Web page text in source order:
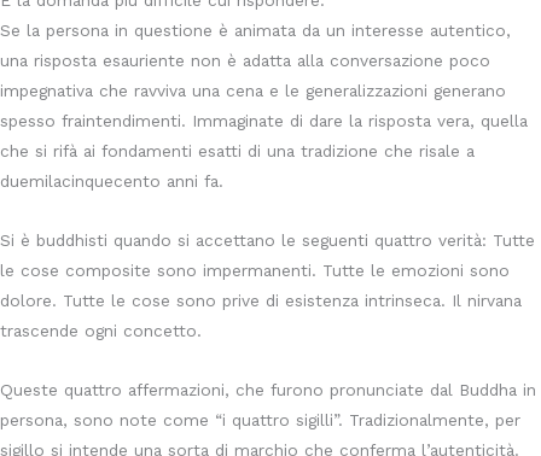
Se la persona in questione è animata da un interesse autentico,
una risposta esauriente non è adatta alla conversazione poco
impegnativa che ravviva una cena e le generalizzazioni generano
spesso fraintendimenti. Immaginate di dare la risposta vera, quella
che si rifà ai fondamenti esatti di una tradizione che risale a
duemilacinquecento anni fa.
Si è buddhisti quando si accettano le seguenti quattro verità: Tutte
le cose composite sono impermanenti. Tutte le emozioni sono
dolore. Tutte le cose sono prive di esistenza intrinseca. Il nirvana
trascende ogni concetto.
Queste quattro affermazioni, che furono pronunciate dal Buddha in
persona, sono note come “i quattro sigilli”. Tradizionalmente, per
sigillo si intende una sorta di marchio che conferma l’autenticità.